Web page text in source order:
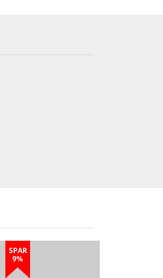
SPAR
9%